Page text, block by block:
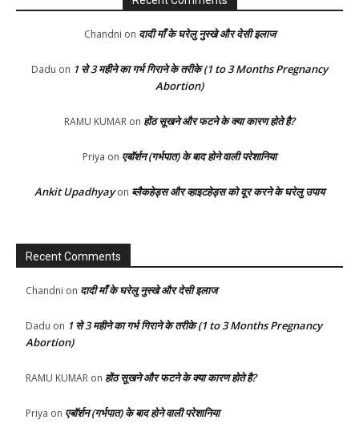
Chandni on दादी माँ के घरेलु नुस्खे और देसी इलाज
Dadu on 1 से 3 महीने का गर्भ गिराने के तरीके (1 to 3 Months Pregnancy
Abortion)
RAMU KUMAR on होंठ सूखने और फटने के क्या कारण होते है?
Priya on एबॉर्शन (गर्भपात) के बाद होने वाली परेशानिया
Ankit Upadhyayon ब्लैकहेड्स और व्हाइटहेड्स को दूर करने के घरेलु उपाय
Recent Comments
Chandni on दादी माँ के घरेलु नुस्खे और देसी इलाज
Dadu on 1 से 3 महीने का गर्भ गिराने के तरीके (1 to 3 Months Pregnancy
Abortion)
RAMU KUMAR on होंठ सूखने और फटने के क्या कारण होते है?
Priya on एबॉर्शन (गर्भपात) के बाद होने वाली परेशानिया